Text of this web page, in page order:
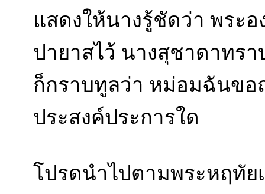
แสดงให้นางรู้ชัดว่า พระ
ปายาสไว้ นางสุชาดาทร
ก็กราบทูลว่า หม่อมฉันขอ
ประสงค์ประการใด
โปรดนำไปตามพระหฤทัย